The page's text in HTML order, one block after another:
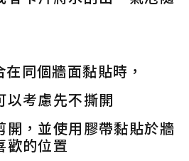
同個牆面黏貼時，
以考慮先不撕開
開，並使用膠帶黏貼於牆
歡的位置